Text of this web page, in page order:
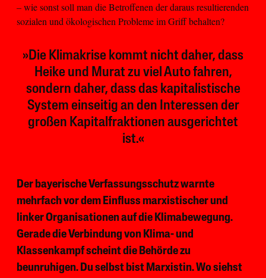
– wie sonst soll man die Betroffenen der daraus resultierenden
sozialen und ökologischen Probleme im Griff behalten?
»Die Klimakrise kommt nicht daher, dass
Heike und Murat zu viel Auto fahren,
sondern daher, dass das kapitalistische
System einseitig an den Interessen der
großen Kapitalfraktionen ausgerichtet
ist.«
Der bayerische Verfassungsschutz warnte
mehrfach vor dem Einfluss marxistischer und
linker Organisationen auf die Klimabewegung.
Gerade die Verbindung von Klima- und
Klassenkampf scheint die Behörde zu
beunruhigen. Du selbst bist Marxistin. Wo siehst